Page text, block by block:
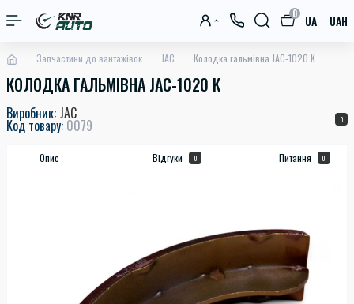
0 UA UAH
Запчастини до вантажівок JAC Колодка гальмівна JAC-1020 K
КОЛОДКА ГАЛЬМІВНА JAC-1020 K
Виробник: JAC
Код товару: 0079 0
Опис Відгуки 0 Питання 0